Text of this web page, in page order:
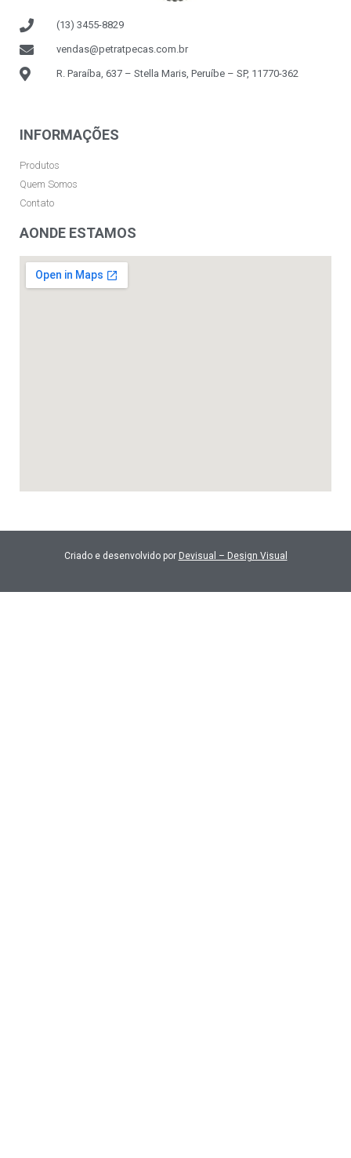
(13) 3455-8829
vendas@petratpecas.com.br
R. Paraíba, 637 – Stella Maris, Peruíbe – SP, 11770-362
INFORMAÇÕES
Produtos
Quem Somos
Contato
AONDE ESTAMOS
Criado e desenvolvido por Devisual – Design Visual